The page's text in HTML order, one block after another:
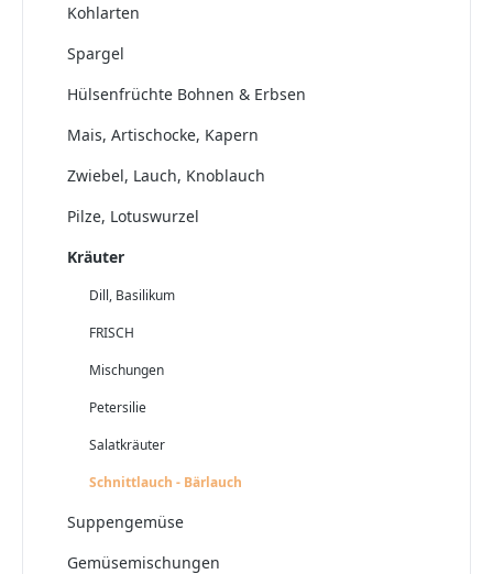
Kohlarten
Spargel
Hülsenfrüchte Bohnen & Erbsen
Mais, Artischocke, Kapern
Zwiebel, Lauch, Knoblauch
Pilze, Lotuswurzel
Kräuter
Dill, Basilikum
FRISCH
Mischungen
Petersilie
Salatkräuter
Schnittlauch - Bärlauch
Suppengemüse
Gemüsemischungen